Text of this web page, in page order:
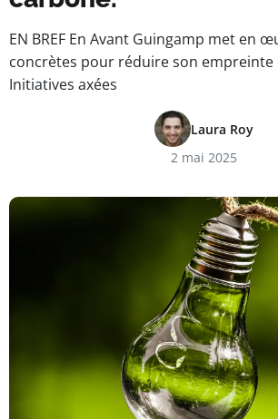
EN BREF En Avant Guingamp met en
concrètes pour réduire son empreinte
Initiatives axées
Laura Roy
2 mai 2025